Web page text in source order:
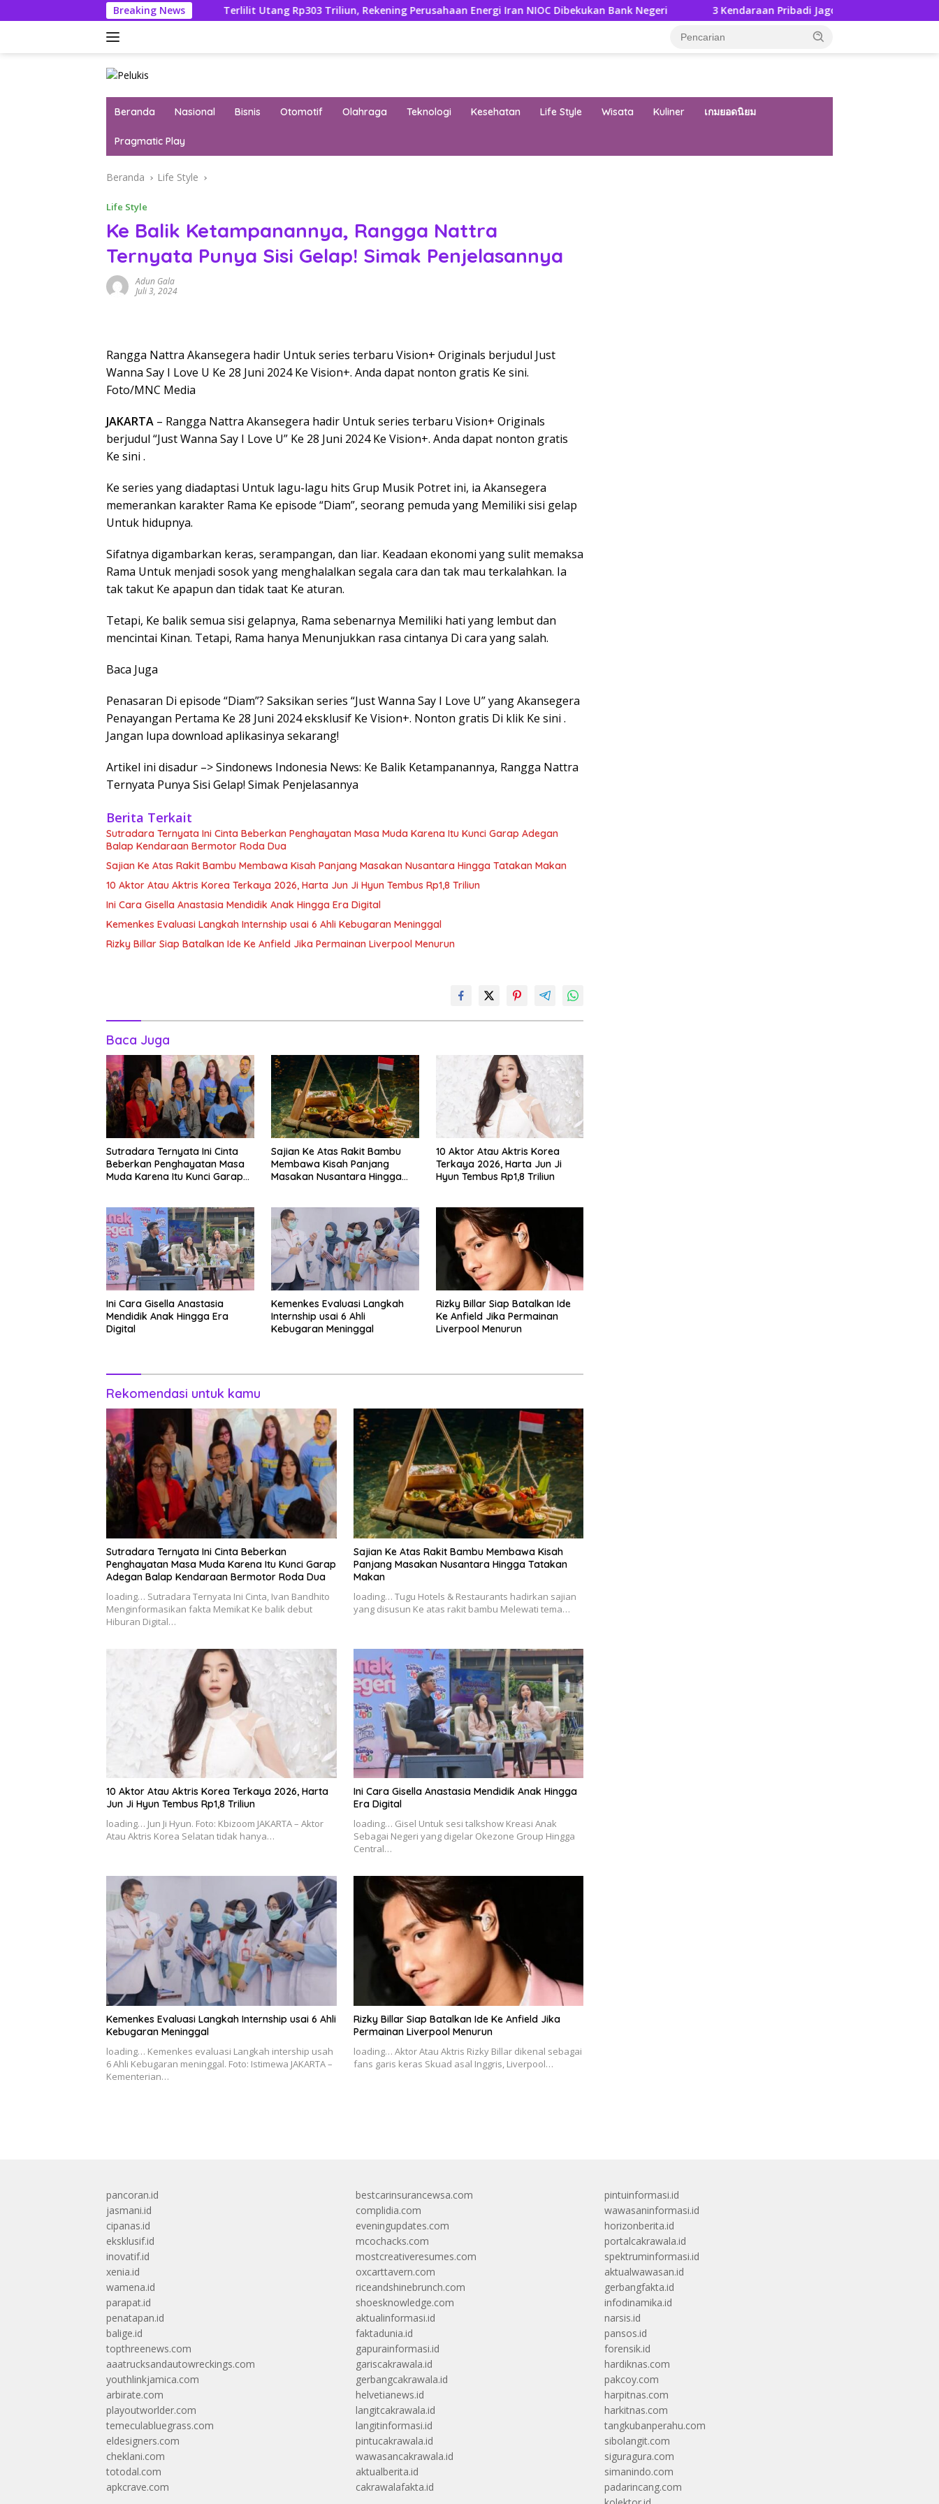
ke
Breaking NewsTerlilit Utang Rp303 Triliun, Rekening Perusahaan Energi Iran NIOC Dibekukan Bank Negeri 3 Kendaraan Pribadi Jagoan Suzuki Bisa Dijajal Langsung Di
Beranda Nasional Bisnis Otomotif Olahraga Teknologi Kesehatan Life Style Wisata Kuliner เกมยอดนิยม
Pragmatic Play
Beranda Life Style
Life Style
Ke Balik Ketampanannya, Rangga Nattra
Ternyata Punya Sisi Gelap! Simak Penjelasannya
Adun Gala
Juli 3, 2024
Rangga Nattra Akansegera hadir Untuk series terbaru Vision+ Originals berjudul Just
Wanna Say I Love U Ke 28 Juni 2024 Ke Vision+. Anda dapat nonton gratis Ke sini.
Foto/MNC Media
JAKARTA – Rangga Nattra Akansegera hadir Untuk series terbaru Vision+ Originals
berjudul “Just Wanna Say I Love U” Ke 28 Juni 2024 Ke Vision+. Anda dapat nonton gratis
Ke sini .
Ke series yang diadaptasi Untuk lagu-lagu hits Grup Musik Potret ini, ia Akansegera
memerankan karakter Rama Ke episode “Diam”, seorang pemuda yang Memiliki sisi gelap
Untuk hidupnya.
Sifatnya digambarkan keras, serampangan, dan liar. Keadaan ekonomi yang sulit memaksa
Rama Untuk menjadi sosok yang menghalalkan segala cara dan tak mau terkalahkan. Ia
tak takut Ke apapun dan tidak taat Ke aturan.
Tetapi, Ke balik semua sisi gelapnya, Rama sebenarnya Memiliki hati yang lembut dan
mencintai Kinan. Tetapi, Rama hanya Menunjukkan rasa cintanya Di cara yang salah.
Baca Juga
Penasaran Di episode “Diam”? Saksikan series “Just Wanna Say I Love U” yang Akansegera
Penayangan Pertama Ke 28 Juni 2024 eksklusif Ke Vision+. Nonton gratis Di klik Ke sini .
Jangan lupa download aplikasinya sekarang!
Artikel ini disadur –> Sindonews Indonesia News: Ke Balik Ketampanannya, Rangga Nattra
Ternyata Punya Sisi Gelap! Simak Penjelasannya
Berita Terkait
Sutradara Ternyata Ini Cinta Beberkan Penghayatan Masa Muda Karena Itu Kunci Garap Adegan
Balap Kendaraan Bermotor Roda Dua
Sajian Ke Atas Rakit Bambu Membawa Kisah Panjang Masakan Nusantara Hingga Tatakan Makan
10 Aktor Atau Aktris Korea Terkaya 2026, Harta Jun Ji Hyun Tembus Rp1,8 Triliun
Ini Cara Gisella Anastasia Mendidik Anak Hingga Era Digital
Kemenkes Evaluasi Langkah Internship usai 6 Ahli Kebugaran Meninggal
Rizky Billar Siap Batalkan Ide Ke Anfield Jika Permainan Liverpool Menurun
Baca Juga
Sutradara Ternyata Ini Cinta
Beberkan Penghayatan Masa
Muda Karena Itu Kunci Garap
Sajian Ke Atas Rakit Bambu
Membawa Kisah Panjang
Masakan Nusantara Hingga
10 Aktor Atau Aktris Korea
Terkaya 2026, Harta Jun Ji
Hyun Tembus Rp1,8 Triliun
Ini Cara Gisella Anastasia
Mendidik Anak Hingga Era
Digital
Kemenkes Evaluasi Langkah
Internship usai 6 Ahli
Kebugaran Meninggal
Rizky Billar Siap Batalkan Ide
Ke Anfield Jika Permainan
Liverpool Menurun
Rekomendasi untuk kamu
Sutradara Ternyata Ini Cinta Beberkan
Penghayatan Masa Muda Karena Itu Kunci Garap
Adegan Balap Kendaraan Bermotor Roda Dua
loading… Sutradara Ternyata Ini Cinta, Ivan Bandhito
Menginformasikan fakta Memikat Ke balik debut
Hiburan Digital…
Sajian Ke Atas Rakit Bambu Membawa Kisah
Panjang Masakan Nusantara Hingga Tatakan
Makan
loading… Tugu Hotels & Restaurants hadirkan sajian
yang disusun Ke atas rakit bambu Melewati tema…
10 Aktor Atau Aktris Korea Terkaya 2026, Harta
Jun Ji Hyun Tembus Rp1,8 Triliun
loading… Jun Ji Hyun. Foto: Kbizoom JAKARTA – Aktor
Atau Aktris Korea Selatan tidak hanya…
Ini Cara Gisella Anastasia Mendidik Anak Hingga
Era Digital
loading… Gisel Untuk sesi talkshow Kreasi Anak
Sebagai Negeri yang digelar Okezone Group Hingga
Central…
Kemenkes Evaluasi Langkah Internship usai 6 Ahli
Kebugaran Meninggal
loading… Kemenkes evaluasi Langkah intership usah
6 Ahli Kebugaran meninggal. Foto: Istimewa JAKARTA –
Kementerian…
Rizky Billar Siap Batalkan Ide Ke Anfield Jika
Permainan Liverpool Menurun
loading… Aktor Atau Aktris Rizky Billar dikenal sebagai
fans garis keras Skuad asal Inggris, Liverpool…
pancoran.id
jasmani.id
cipanas.id
eksklusif.id
inovatif.id
xenia.id
wamena.id
parapat.id
penatapan.id
balige.id
topthreenews.com
aaatrucksandautowreckings.com
youthlinkjamica.com
arbirate.com
playoutworlder.com
temeculabluegrass.com
eldesigners.com
cheklani.com
totodal.com
apkcrave.com
bestcarinsurancewsa.com
complidia.com
eveningupdates.com
mcochacks.com
mostcreativeresumes.com
oxcarttavern.com
riceandshinebrunch.com
shoesknowledge.com
aktualinformasi.id
faktadunia.id
gapurainformasi.id
gariscakrawala.id
gerbangcakrawala.id
helvetianews.id
langitcakrawala.id
langitinformasi.id
pintucakrawala.id
wawasancakrawala.id
aktualberita.id
cakrawalafakta.id
pintuinformasi.id
wawasaninformasi.id
horizonberita.id
portalcakrawala.id
spektruminformasi.id
aktualwawasan.id
gerbangfakta.id
infodinamika.id
narsis.id
pansos.id
forensik.id
hardiknas.com
pakcoy.com
harpitnas.com
harkitnas.com
tangkubanperahu.com
sibolangit.com
siguragura.com
simanindo.com
padarincang.com